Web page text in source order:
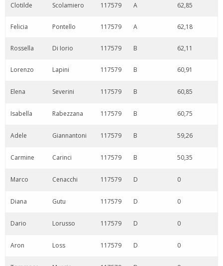
Clotilde Scolamiero 117579 A 62,85
Felicia Pontello 117579 A 62,18
Rossella Di Iorio 117579 B 62,11
Lorenzo Lapini 117579 B 60,91
Elena Severini 117579 B 60,85
Isabella Rabezzana 117579 B 60,75
Adele Giannantoni 117579 B 59,26
Carmine Carinci 117579 B 50,35
Marco Cenacchi 117579 D 0
Diana Gutu 117579 D 0
Dario Lorusso 117579 D 0
Aron Loss 117579 D 0